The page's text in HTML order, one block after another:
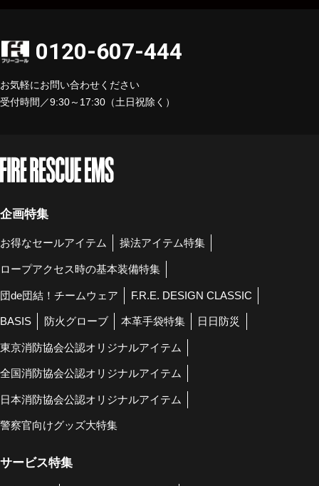
0120-607-444
お気軽にお問い合わせください
受付時間／9:30～17:30（土日祝除く）
企画特集
お得なセールアイテム 操法アイテム特集
ロープアクセス時の基本装備特集
団de団結！チームウェア F.R.E. DESIGN CLASSIC
BASIS 防火グローブ 本革手袋特集 日日防災
東京消防協会公認オリジナルアイテム
全国消防協会公認オリジナルアイテム
日本消防協会公認オリジナルアイテム
警察官向けグッズ大特集
サービス特集